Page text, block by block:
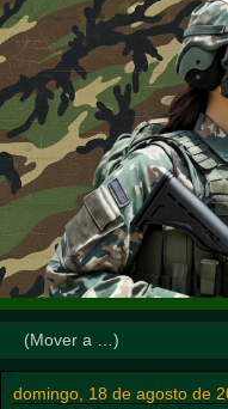
domingo, 18 de agosto de